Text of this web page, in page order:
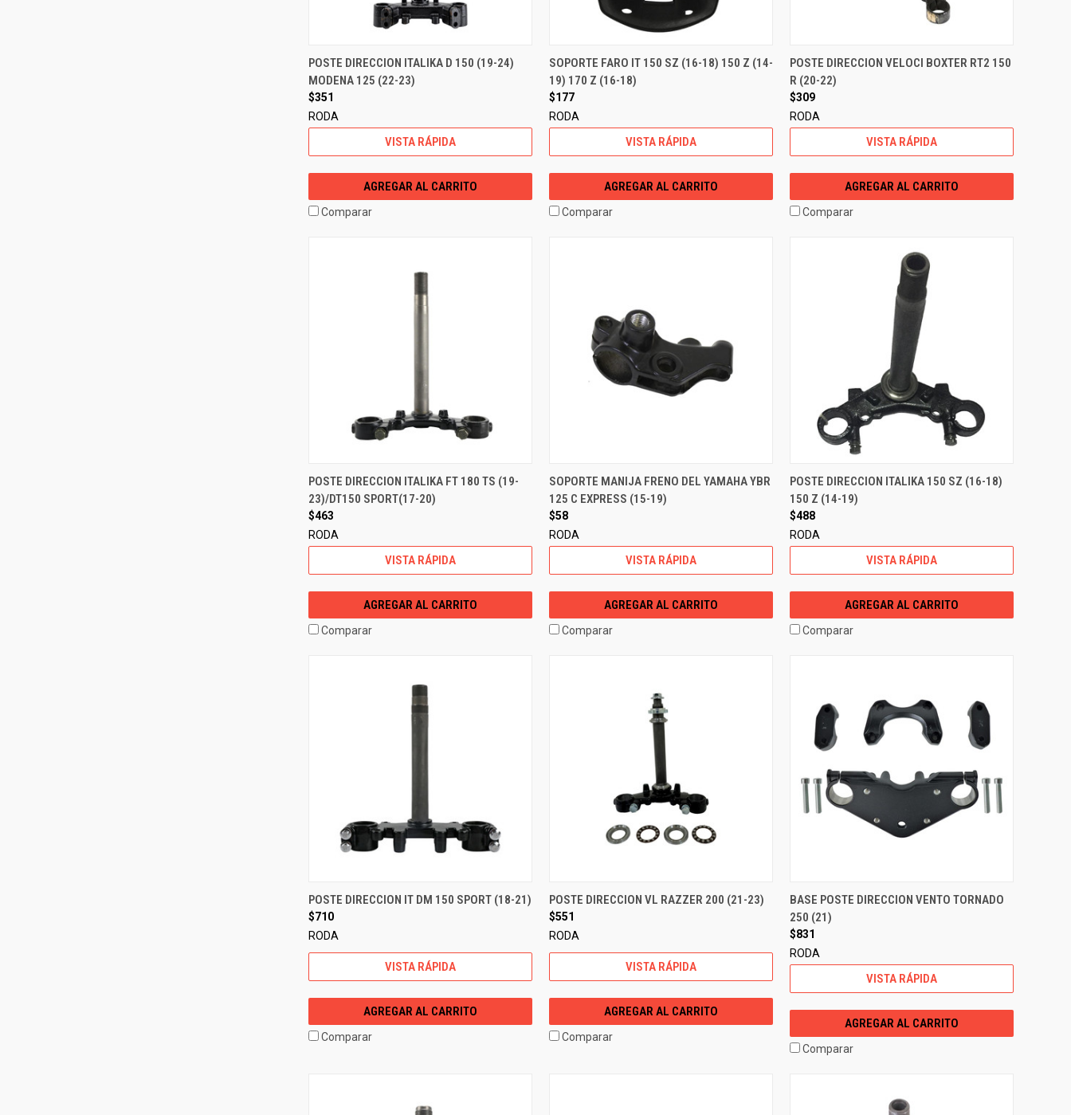
POSTE DIRECCION ITALIKA D 150 (19-24)
MODENA 125 (22-23)
$351
RODA
VISTA RÁPIDA
AGREGAR AL CARRITO
Comparar
SOPORTE FARO IT 150 SZ (16-18) 150 Z (14-
19) 170 Z (16-18)
$177
RODA
VISTA RÁPIDA
AGREGAR AL CARRITO
Comparar
POSTE DIRECCION VELOCI BOXTER RT2 150
R (20-22)
$309
RODA
VISTA RÁPIDA
AGREGAR AL CARRITO
Comparar
POSTE DIRECCION ITALIKA FT 180 TS (19-
23)/DT150 SPORT(17-20)
$463
RODA
VISTA RÁPIDA
AGREGAR AL CARRITO
Comparar
SOPORTE MANIJA FRENO DEL YAMAHA YBR
125 C EXPRESS (15-19)
$58
RODA
VISTA RÁPIDA
AGREGAR AL CARRITO
Comparar
POSTE DIRECCION ITALIKA 150 SZ (16-18)
150 Z (14-19)
$488
RODA
VISTA RÁPIDA
AGREGAR AL CARRITO
Comparar
POSTE DIRECCION IT DM 150 SPORT (18-21)
$710
RODA
VISTA RÁPIDA
AGREGAR AL CARRITO
Comparar
POSTE DIRECCION VL RAZZER 200 (21-23)
$551
RODA
VISTA RÁPIDA
AGREGAR AL CARRITO
Comparar
BASE POSTE DIRECCION VENTO TORNADO
250 (21)
$831
RODA
VISTA RÁPIDA
AGREGAR AL CARRITO
Comparar